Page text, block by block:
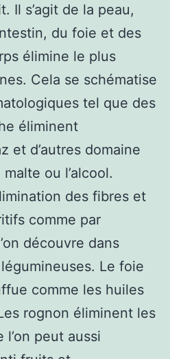
Il s’agit de la peau,
du foie et des
élimine le plus
Cela se schématise
tel que des
éliminent
et d’autres domaine
ou l’alcool.
des fibres et
comme par
découvre dans
Le foie
comme les huiles
rognon éliminent les
l’on peut aussi